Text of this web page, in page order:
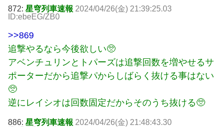
872: 星穹列車速報 2024/04/26(金) 21:39:25.03
ID:ebeEG/ZB0
>>869
追撃やるなら今後欲しい🥺
アベンチュリンとトパーズは追撃回数を増やせるサ
ポーターだから追撃パからしばらく抜ける事はない
🥺
逆にレイシオは回数固定だからそのうち抜ける🥺
886: 星穹列車速報 2024/04/26(金) 21:48:43.30